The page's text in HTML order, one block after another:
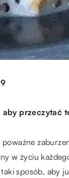
przeczytać
poważne
w życiu
sposób, aby